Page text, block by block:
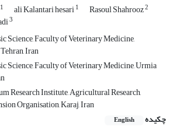
1 ali Kalantari hesari1 Rasoul Shahrooz2
3
Science, Faculty of Veterinary Medicine,
Iran
Science, Faculty of Veterinary Medicine, Urmia
Research Institute, Agricultural Research,
Organisation, Karaj, Iran
چکیده
English